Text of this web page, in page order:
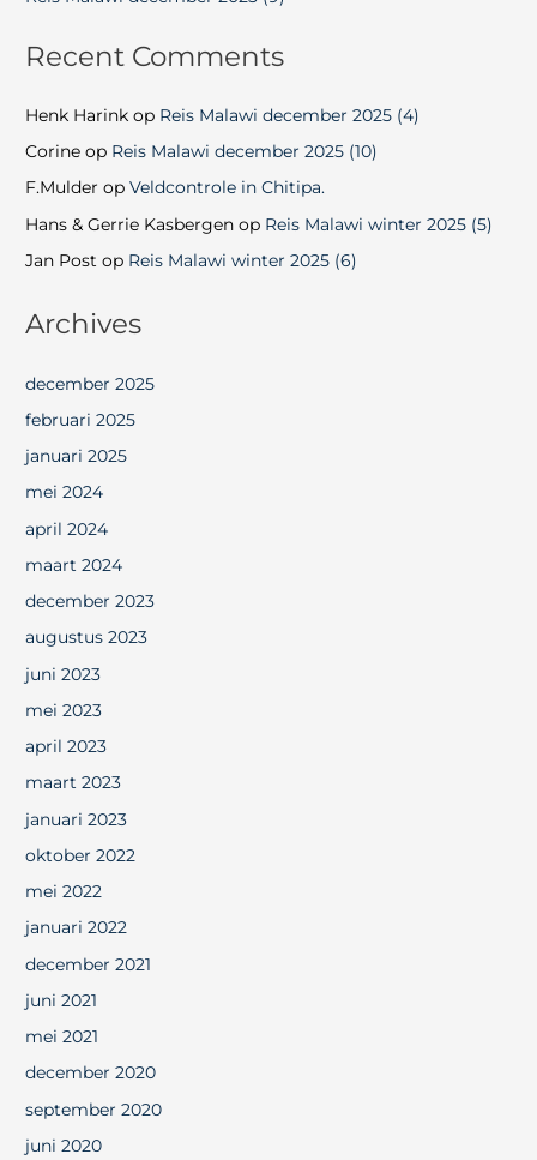
Recent Comments
Henk Harink op Reis Malawi december 2025 (4)
Corine op Reis Malawi december 2025 (10)
F.Mulder opVeldcontrole in Chitipa.
Hans & Gerrie Kasbergen op Reis Malawi winter 2025 (5)
Jan Post op Reis Malawi winter 2025 (6)
Archives
december 2025
februari 2025
januari 2025
mei 2024
april 2024
maart 2024
december 2023
augustus 2023
juni 2023
mei 2023
april 2023
maart 2023
januari 2023
oktober 2022
mei 2022
januari 2022
december 2021
juni 2021
mei 2021
december 2020
september 2020
juni 2020